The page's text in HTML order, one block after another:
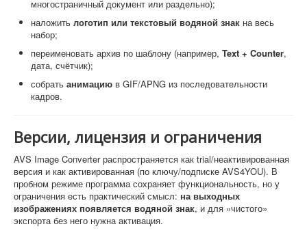
многостраничный документ или раздельно);
наложить логотип или текстовый водяной знак на весь
набор;
переименовать архив по шаблону (например, Text + Counter,
дата, счётчик);
собрать анимацию в GIF/APNG из последовательности
кадров.
Версии, лицензия и ограничения
AVS Image Converter распространяется как trial/неактивированная
версия и как активированная (по ключу/подписке AVS4YOU). В
пробном режиме программа сохраняет функциональность, но у
ограничения есть практический смысл: на выходных
изображениях появляется водяной знак, и для «чистого»
экспорта без него нужна активация.